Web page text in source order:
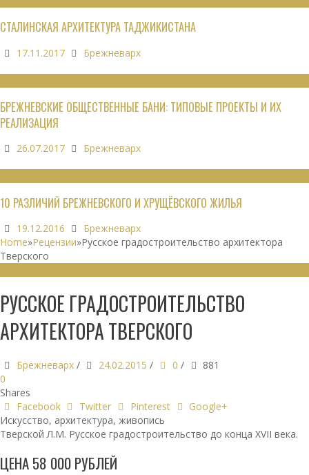
СТАЛИНСКАЯ АРХИТЕКТУРА ТАДЖИКИСТАНА
17.11.2017 Брежневарх
БРЕЖНЕВСКИЕ ОБЩЕСТВЕННЫЕ БАНИ: ТИПОВЫЕ ПРОЕКТЫ И ИХ
РЕАЛИЗАЦИЯ
26.07.2017 Брежневарх
10 РАЗЛИЧИЙ БРЕЖНЕВСКОГО И ХРУЩЁВСКОГО ЖИЛЬЯ
19.12.2016
Брежневарх
Home»Рецензии»Русское градостроительство архитектора
Тверского
РУССКОЕ ГРАДОСТРОИТЕЛЬСТВО
АРХИТЕКТОРА ТВЕРСКОГО
Брежневарх / 24.02.2015 / 0 /
881
0
Shares
Facebook
Twitter Pinterest
Google+
Искусство, архитектура, живопись
Тверской Л.М. Русское градостроительство до конца ХVII века.
ЦЕНА 58 000 РУБЛЕЙ